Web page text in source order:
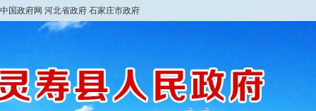
中国政府网 河北省政府 石家庄市政府